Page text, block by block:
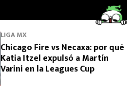
LIGA MX
Chicago Fire vs Necaxa: por qué
Katia Itzel expulsó a Martín
Varini en la Leagues Cup